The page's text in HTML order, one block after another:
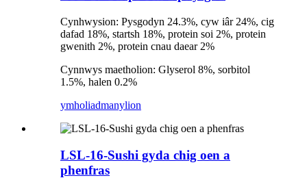
Cynhwysion: Pysgodyn 24.3%, cyw iâr 24%, cig
dafad 18%, startsh 18%, protein soi 2%, protein
gwenith 2%, protein cnau daear 2%
Cynnwys maetholion: Glyserol 8%, sorbitol
1.5%, halen 0.2%
ymholiadmanylion
LSL-16-Sushi gyda chig oen a
phenfras